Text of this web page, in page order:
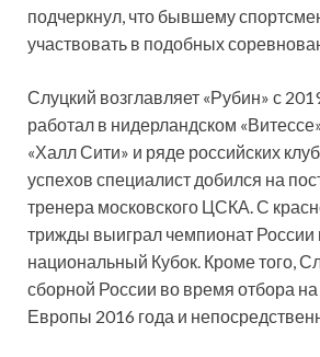
подчеркнул, что бывшему
участвовать в подобных
Слуцкий возглавляет «Рубин» с
работал в нидерландском
«Халл Сити» и ряде российских
успехов специалист добился на
тренера московского ЦСКА. С
трижды выиграл чемпионат
национальный Кубок. Кроме того,
сборной России во время отбора
Европы 2016 года и